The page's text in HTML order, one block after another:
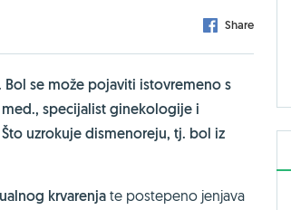
Share
se može pojaviti istovremeno s
specijalist ginekologije i
uzrokuje dismenoreju, tj. bol iz
krvarenjate postepeno jenjava